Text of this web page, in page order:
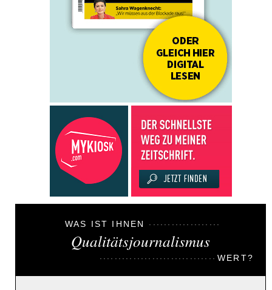
WAS IST IHNEN
Qualitätsjournalismus
WERT?